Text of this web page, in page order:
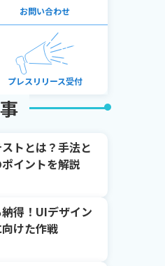
お問い合わせ
プレスリリース受付
トとは？手法と
イントを解説
納得！UIデザイン
けた作戦